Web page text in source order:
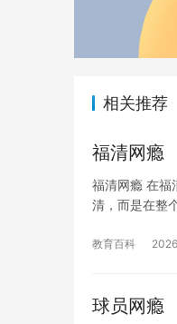
相关推荐
福清网瘾
福清网瘾 在福
清，而是在整
教育百科
球员网瘾